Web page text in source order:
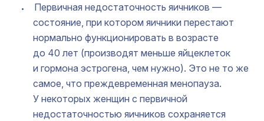
Первичная недостаточность яичников —
состояние, при котором яичники перестают
нормально функционировать в возрасте
до 40 лет (производят меньше яйцеклеток
и гормона эстрогена, чем нужно). Это не то же
самое, что преждевременная менопауза.
У некоторых женщин с первичной
недостаточностью яичников сохраняется